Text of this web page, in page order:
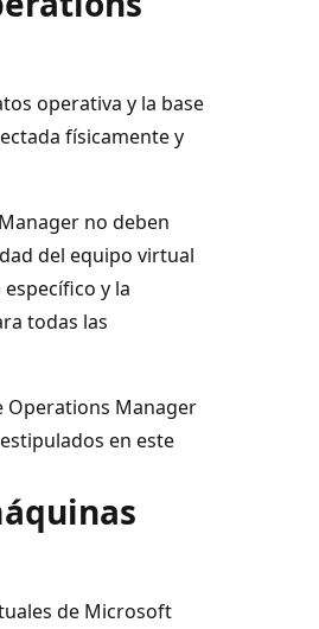
operativa y la base
físicamente y
no deben
del equipo virtual
y la
todas las
Operations Manager
en este
de Microsoft